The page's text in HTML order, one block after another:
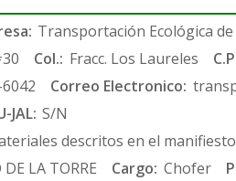
Transportación Ecológica de
Col.: Fracc. Los Laureles
Correo Electronico:
JAL: S/N
descritos en el
DE LA TORRE Cargo: Chofer